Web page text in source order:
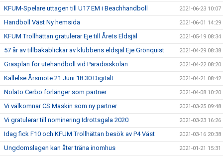
KFUM-Spelare uttagen till U17 EM i Beachhandboll 2021-06-23 10:07
Handboll Väst Ny hemsida 2021-06-01 14:29
KFUM Trollhättan gratulerar Eje till Årets Eldsjäl 2021-05-19 08:34
57 år av tillbakablickar av klubbens eldsjäl Eje Grönquist 2021-04-29 08:38
Gräsplan för utehandboll vid Paradisskolan 2021-04-22 08:20
Kallelse Årsmöte 21 Juni 18.30 Digitalt 2021-04-21 08:42
Nolato Cerbo förlänger som partner 2021-04-08 10:20
Vi välkomnar CS Maskin som ny partner 2021-03-25 09:48
Vi gratulerar till nominering Idrottsgala 2020 2021-03-23 16:26
Idag fick F10 och KFUM Trollhättan besök av P4 Väst 2021-03-16 20:38
Ungdomslagen kan åter träna inomhus 2021-01-21 15:31